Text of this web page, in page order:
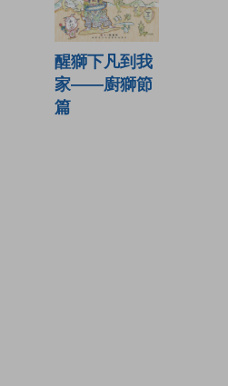
醒獅下凡到我
家——廚獅節
篇